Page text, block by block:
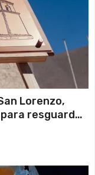
Lorenzo,
resguardar